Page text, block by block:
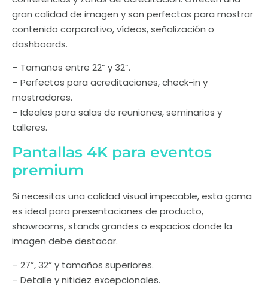
gran calidad de imagen y son perfectas para mostrar
contenido corporativo, vídeos, señalización o
dashboards.
– Tamaños entre 22” y 32”.
– Perfectos para acreditaciones, check-in y
mostradores.
– Ideales para salas de reuniones, seminarios y
talleres.
Pantallas 4K para eventos
premium
Si necesitas una calidad visual impecable, esta gama
es ideal para presentaciones de producto,
showrooms, stands grandes o espacios donde la
imagen debe destacar.
– 27”, 32” y tamaños superiores.
– Detalle y nitidez excepcionales.